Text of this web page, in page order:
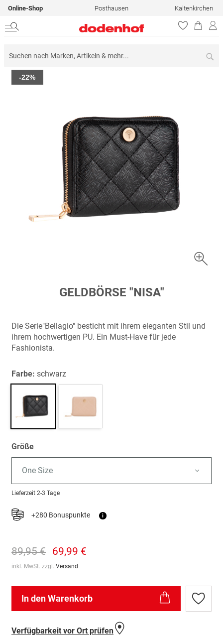
Online-Shop Posthausen Kaltenkirchen
Zum
Ende
-22%
springen
GELDBÖRSE "NISA"
Die Serie"Bellagio" besticht mit ihrem eleganten Stil und
ihrem hochwertigen PU. Ein Must-Have für jede
Fashionista.
Farbe: schwarz
Größe
One Size
Lieferzeit 2-3 Tage
+280 Bonuspunkte i
89,95 € 69,99 €
inkl. MwSt. zzgl. Versand
In den Warenkorb
Zur
Verfügbarkeit vor Ort prüfen